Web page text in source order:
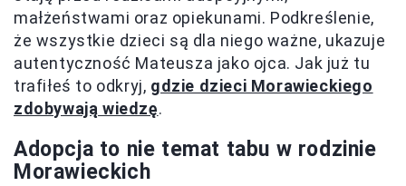
małżeństwami oraz opiekunami. Podkreślenie,
że wszystkie dzieci są dla niego ważne, ukazuje
autentyczność Mateusza jako ojca. Jak już tu
trafiłeś to odkryj, gdzie dzieci Morawieckiego
zdobywają wiedzę.
Adopcja to nie temat tabu w rodzinie
Morawieckich